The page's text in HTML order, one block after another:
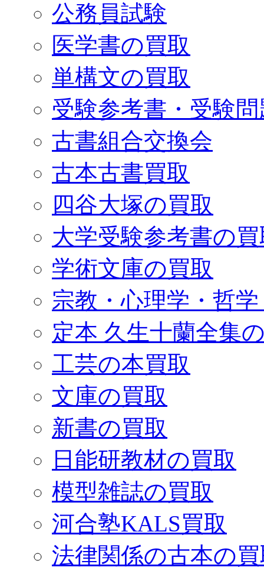
公務員試験
医学書の買取
単構文の買取
受験参考書・受験
古書組合交換会
古本古書買取
四谷大塚の買取
大学受験参考書の
学術文庫の買取
宗教・心理学・哲
定本 久生十蘭全集
工芸の本買取
文庫の買取
新書の買取
日能研教材の買取
模型雑誌の買取
河合塾KALS買取
法律関係の古本の